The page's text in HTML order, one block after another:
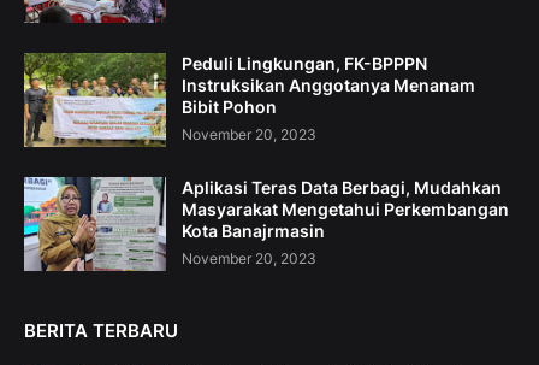
Peduli Lingkungan, FK-BPPPN
Instruksikan Anggotanya Menanam
Bibit Pohon
November 20, 2023
Aplikasi Teras Data Berbagi, Mudahkan
Masyarakat Mengetahui Perkembangan
Kota Banajrmasin
November 20, 2023
BERITA TERBARU